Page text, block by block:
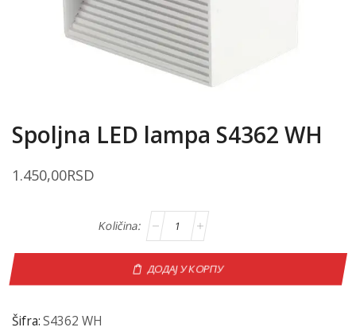
Spoljna LED lampa S4362 WH
1.450,00RSD
ДОДАЈ У КОРПУ
Šifra:S4362 WH